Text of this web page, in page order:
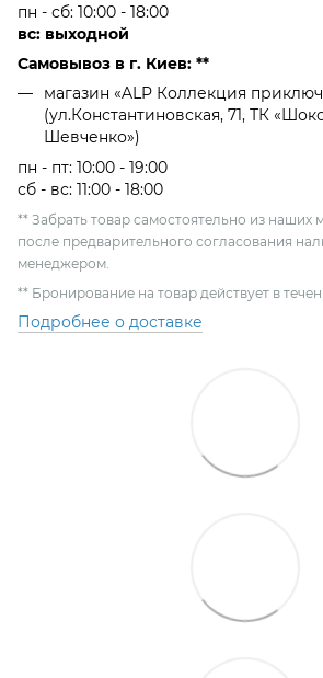
пн - сб: 10:00 - 18:00
вс: выходной
Самовывоз в г. Киев: **
магазин «ALP Коллекция
(ул.Константиновская, 71, ТК
Шевченко»)
пн - пт: 10:00 - 19:00
сб - вс: 11:00 - 18:00
** Забрать товар самостоятельно из наших
после предварительного согласования
менеджером.
** Бронирование на товар действует в
Подробнее о доставке